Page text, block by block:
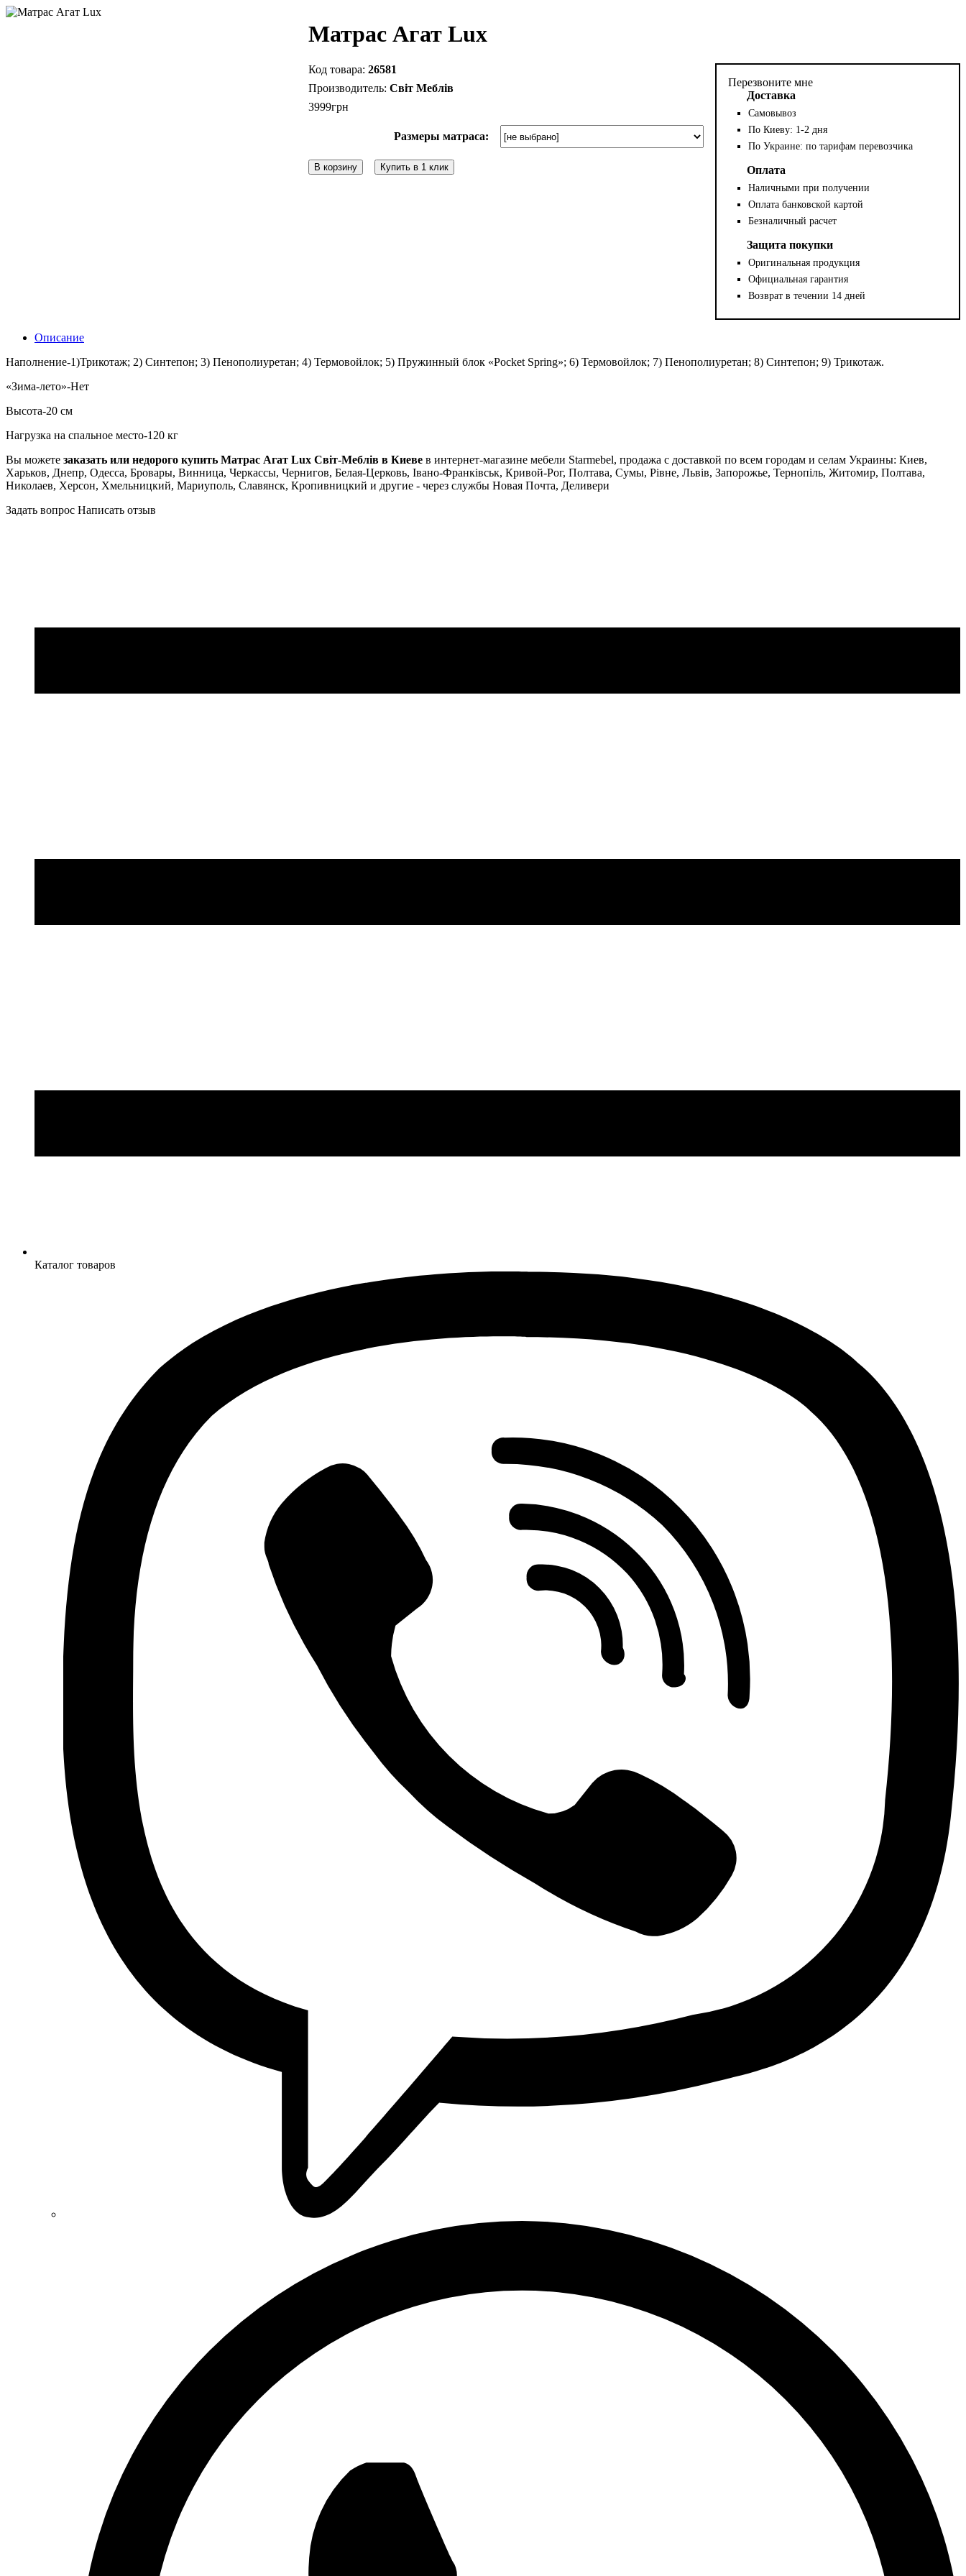
Матраc Агат Luх
26581
Світ Меблів
3999грн
Размеры матраса:
В корзину Купить в 1 клик
Перезвоните мне
Доставка
Самовывоз
По Киеву: 1-2 дня
По Украине: по тарифам перевозчика
Оплата
Наличными при получении
Оплата банковской картой
Безналичный расчет
Защита покупки
Оригинальная продукция
Официальная гарантия
Возврат в течении 14 дней
Описание
Наполнение-1)Трикотаж; 2) Синтепон; 3) Пенополиуретан; 4) Термовойлок; 5) Пружинный блок «Pocket Spring»; 6) Термовойлок; 7) Пенополиуретан; 8) Синтепон; 9) Трикотаж.
«Зима-лето»-Нет
Высота-20 см
Нагрузка на спальное место-120 кг
Вы можете заказать или недорого купить Матраc Агат Luх Світ-Меблів в Киеве в интернет-магазине мебели Starmebel, продажа с доставкой по всем городам и селам Украины: Киев,
Харьков, Днепр, Одесса, Бровары, Винница, Черкассы, Чернигов, Белая-Церковь, Івано-Франківськ, Кривой-Рог, Полтава, Сумы, Рівне, Львів, Запорожье, Тернопіль, Житомир, Полтава,
Николаев, Херсон, Хмельницкий, Мариуполь, Славянск, Кропивницкий и другие - через службы Новая Почта, Деливери
Задать вопрос Написать отзыв
Каталог товаров